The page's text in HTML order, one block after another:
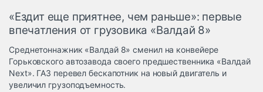
Таможня и ВЭД
грузовые
терминалы
Коммерческий
транспорт
«Ездит еще приятнее, чем раньше»: первые
впечатления от грузовика «Валдай 8»
Среднетоннажник «Валдай 8» сменил на конвейере
Горьковского автозавода своего предшественника «Валдай
Next». ГАЗ перевел бескапотник на новый двигатель и
увеличил грузоподъемность.